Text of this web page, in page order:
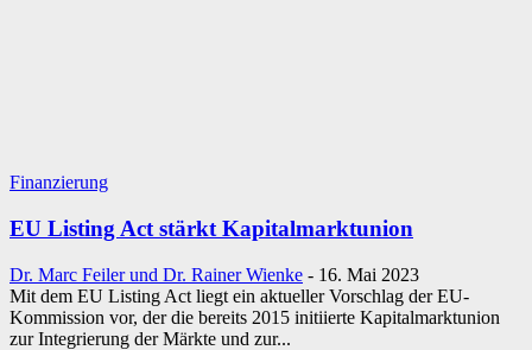
Finanzierung
EU Listing Act stärkt Kapitalmarktunion
Dr. Marc Feiler und Dr. Rainer Wienke - 16. Mai 2023
Mit dem EU Listing Act liegt ein aktueller Vorschlag der EU-
Kommission vor, der die bereits 2015 initiierte Kapitalmarktunion
zur Integrierung der Märkte und zur...